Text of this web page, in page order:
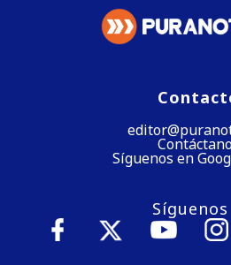
Síguenos en
Síguenos